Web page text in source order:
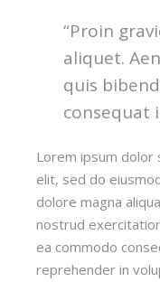
“Proin
aliquet.
quis
consequat
Lorem ipsum dolor
elit, sed do
dolore magna
nostrud
ea commodo
reprehender in